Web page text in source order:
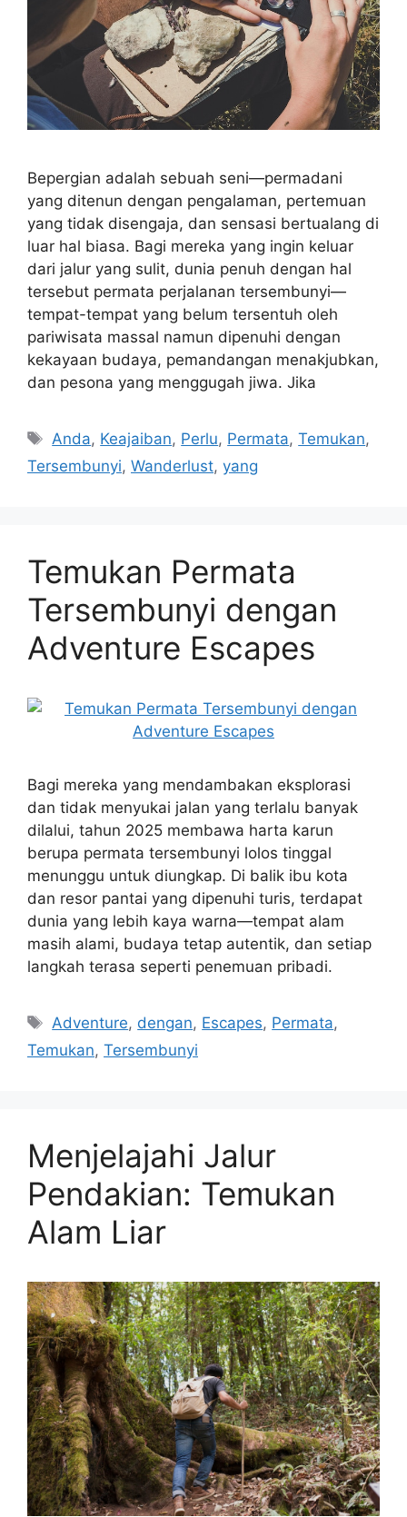
Bepergian adalah sebuah seni—permadani
yang ditenun dengan pengalaman, pertemuan
yang tidak disengaja, dan sensasi bertualang di
luar hal biasa. Bagi mereka yang ingin keluar
dari jalur yang sulit, dunia penuh dengan hal
tersebut permata perjalanan tersembunyi—
tempat-tempat yang belum tersentuh oleh
pariwisata massal namun dipenuhi dengan
kekayaan budaya, pemandangan menakjubkan,
dan pesona yang menggugah jiwa. Jika
Tags
Anda, Keajaiban, Perlu, Permata,Temukan,
Tersembunyi, Wanderlust, yang
Temukan Permata
Tersembunyi dengan
Adventure Escapes
Bagi mereka yang mendambakan eksplorasi
dan tidak menyukai jalan yang terlalu banyak
dilalui, tahun 2025 membawa harta karun
berupa permata tersembunyi lolos tinggal
menunggu untuk diungkap. Di balik ibu kota
dan resor pantai yang dipenuhi turis, terdapat
dunia yang lebih kaya warna—tempat alam
masih alami, budaya tetap autentik, dan setiap
langkah terasa seperti penemuan pribadi.
Tags
Adventure, dengan, Escapes, Permata,
Temukan, Tersembunyi
Menjelajahi Jalur
Pendakian: Temukan
Alam Liar